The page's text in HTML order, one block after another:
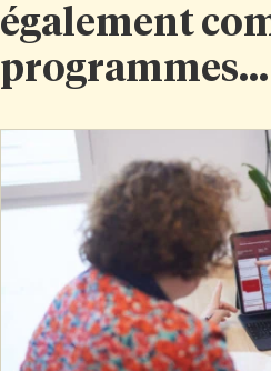
également
programmes...